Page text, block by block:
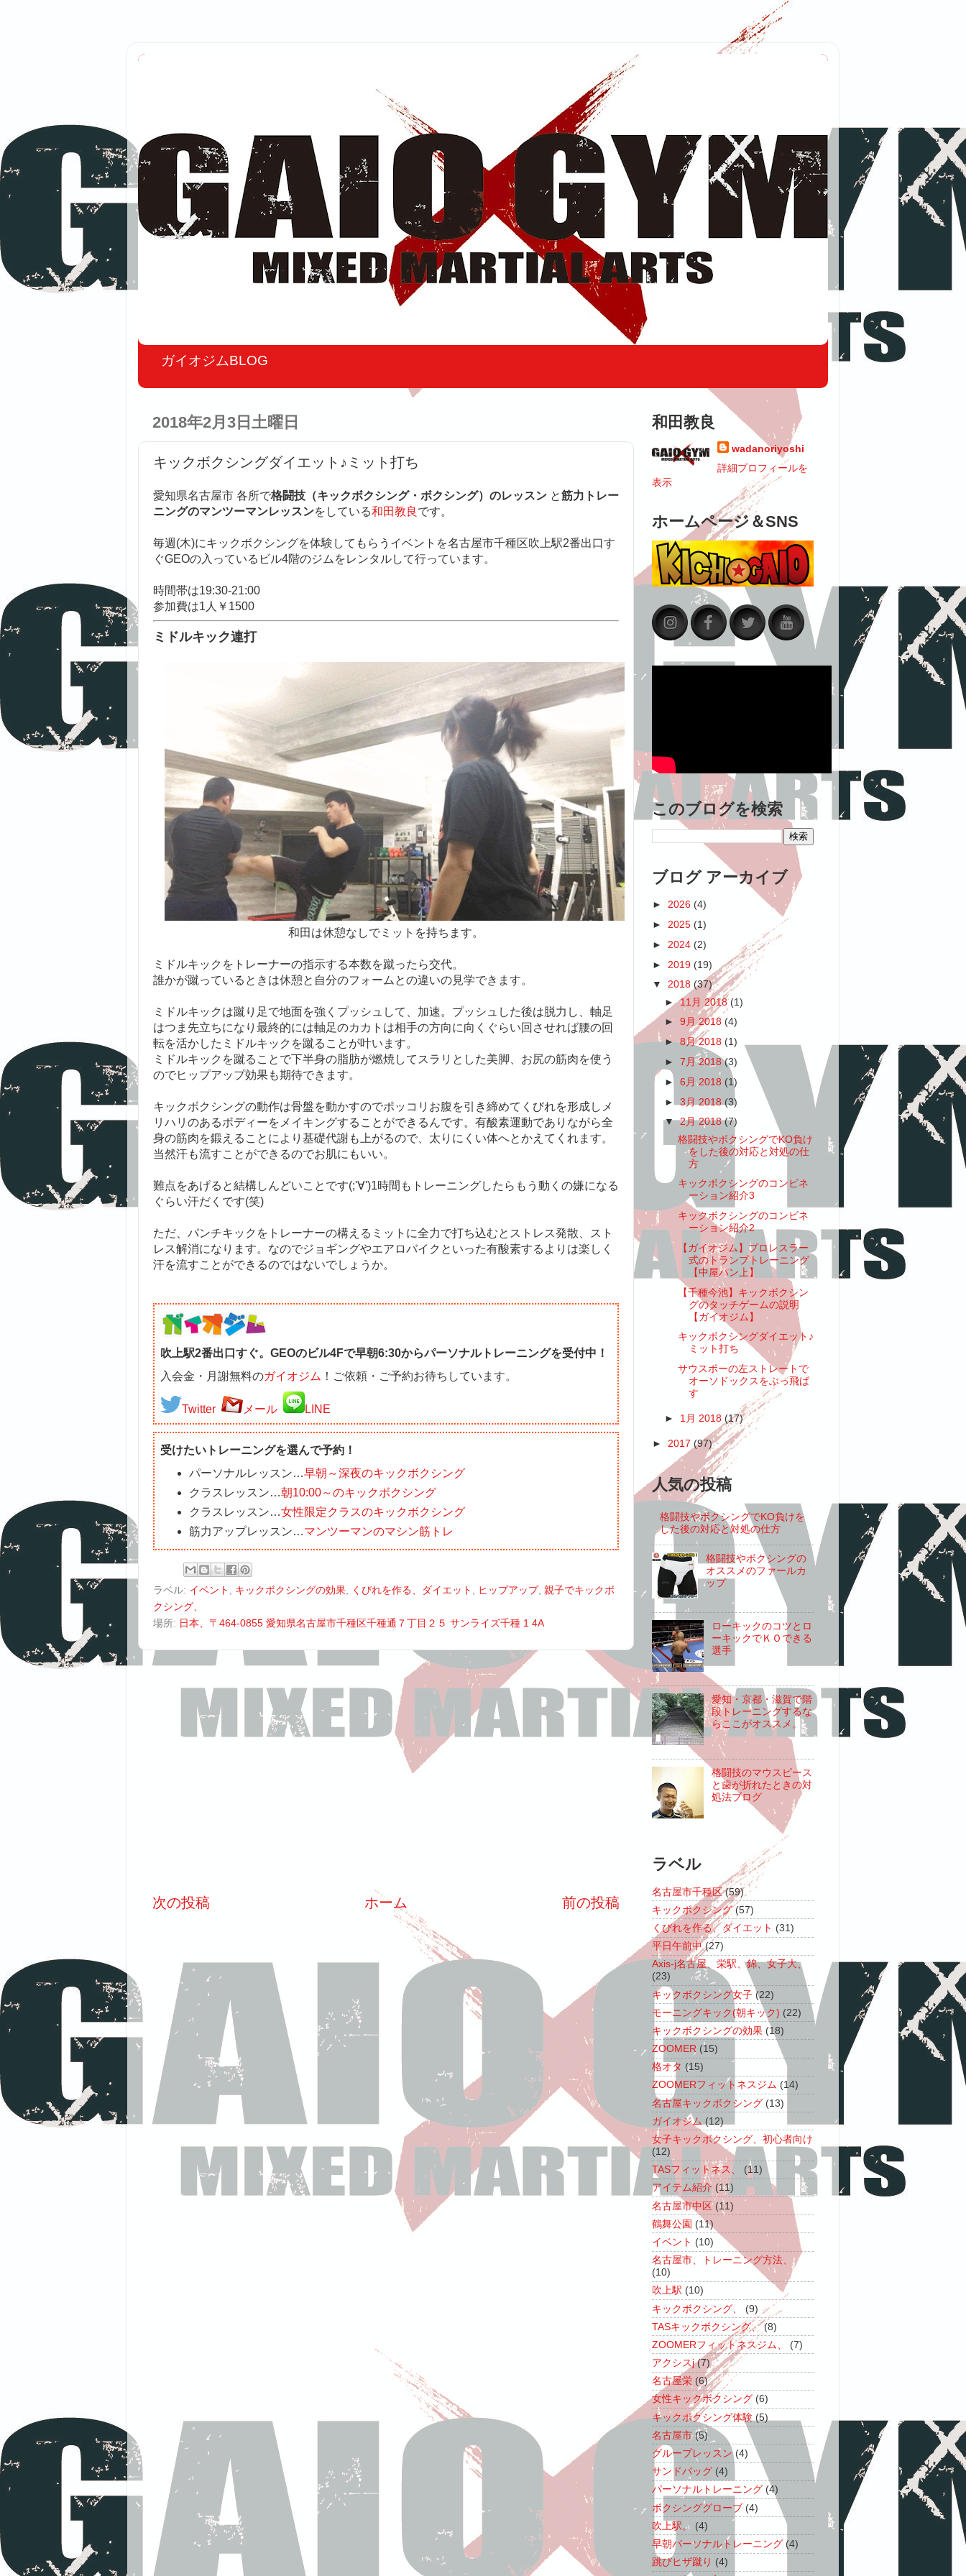
ガイオジムBLOG
2018年2月3日土曜日
キックボクシングダイエット♪ミット打ち
愛知県名古屋市 各所で格闘技（キックボクシング・ボクシング）のレッスン と筋力トレー
ニングのマンツーマンレッスンをしている和田教良 です。
毎週(木)にキックボクシングを体験してもらうイベントを名古屋市千種区吹上駅2番出口す
ぐGEOの入っているビル4階のジムをレンタルして行っています。
時間帯は19:30-21:00
参加費は1人￥1500
ミドルキック連打
和田は休憩なしでミットを持ちます。
ミドルキックをトレーナーの指示する本数を蹴ったら交代。
誰かが蹴っているときは休憩と自分のフォームとの違いの見学できます。
ミドルキックは蹴り足で地面を強くプッシュして、加速。プッシュした後は脱力し、軸足
はつま先立ちになり最終的には軸足のカカトは相手の方向に向くぐらい回させれば腰の回
転を活かしたミドルキックを蹴ることが叶います。
ミドルキックを蹴ることで下半身の脂肪が燃焼してスラリとした美脚、お尻の筋肉を使う
のでヒップアップ効果も期待できます。
キックボクシングの動作は骨盤を動かすのでポッコリお腹を引き締めてくびれを形成しメ
リハリのあるボディーをメイキングすることができるんです。有酸素運動でありながら全
身の筋肉を鍛えることにより基礎代謝も上がるので、太りにくい体へとかえてくれます。
当然汗も流すことができるのでお肌にもいい。
難点をあげると結構しんどいことです(;'∀')1時間もトレーニングしたらもう動くの嫌になる
ぐらい汗だくです(笑)
ただ、パンチキックをトレーナーの構えるミットに全力で打ち込むとストレス発散、スト
レス解消になります。なのでジョギングやエアロバイクといった有酸素するよりは楽しく
汗を流すことができるのではないでしょうか。
吹上駅2番出口すぐ。GEOのビル4Fで早朝6:30からパーソナルトレーニングを受付中！
入会金・月謝無料のガイオジム ！ご依頼・ご予約お待ちしています。
Twitter メール LINE
受けたいトレーニングを選んで予約！
パーソナルレッスン…早朝～深夜のキックボクシング
クラスレッスン…朝10:00～のキックボクシング
クラスレッスン…女性限定クラスのキックボクシング
筋力アップレッスン…マンツーマンのマシン筋トレ
ラベル: イベント キックボクシングの効果 くびれを作る、ダイエット ヒップアップ, 親子でキックボ
クシング、
場所: 日本、〒464-0855 愛知県名古屋市千種区千種通７丁目２５ サンライズ千種 1 4A
次の投稿 前の投稿
ホーム
和田教良
wadanoriyoshi
詳細プロフィールを
表示
ホームページ＆SNS
このブログを検索
ブログ アーカイブ
► 2026 (4)
► 2025 (1)
► 2024 (2)
► 2019 (19)
▼ 2018 (37)
►11月 2018(1)
►9月 2018 (4)
►8月 2018 (1)
►7月 2018(3)
►6月 2018 (1)
►3月 2018 (3)
▼2月 2018(7)
格闘技やボクシングでKO負け
をした後の対応と対処の仕
方
キックボクシングのコンビネ
ーション紹介3
キックボクシングのコンビネ
ーション紹介2
【ガイオジム】プロレスラー
式のトランプトレーニング
【中屋パン上】
【千種今池】キックボクシン
グのタッチゲームの説明
【ガイオジム】
キックボクシングダイエット♪
ミット打ち
サウスポーの左ストレートで
オーソドックスをぶっ飛ば
す
► 1月 2018(17)
► 2017 (97)
人気の投稿
格闘技やボクシングでKO負けを
した後の対応と対処の仕方
格闘技やボクシングの
オススメのファールカ
ップ
ローキックのコツとロ
ーキックでＫＯできる
選手
愛知・京都・滋賀で階
段トレーニングするな
らここがオススメ。
格闘技のマウスピース
と歯が折れたときの対
処法ブログ
ラベル
名古屋市千種区 (59)
キックボクシング (57)
くびれを作る、ダイエット (31)
平日午前中 (27)
Axis-j名古屋、栄駅、錦、女子大、
(23)
キックボクシング女子 (22)
モーニングキック(朝キック) (22)
キックボクシングの効果 (18)
ZOOMER (15)
格オタ (15)
ZOOMERフィットネスジム (14)
名古屋キックボクシング (13)
ガイオジム (12)
女子キックボクシング、初心者向け
(12)
TASフィットネス、
(11)
アイテム紹介 (11)
名古屋市中区 (11)
鶴舞公園 (11)
イベント (10)
名古屋市、トレーニング方法、
(10)
吹上駅 (10)
キックボクシング、
(9)
TASキックボクシング、 (8)
ZOOMERフィットネスジム、
(7)
アクシスj (7)
名古屋栄 (6)
女性キックボクシング (6)
キックボクシング体験 (5)
名古屋市 (5)
グループレッスン (4)
サンドバッグ (4)
パーソナルトレーニング (4)
ボクシンググローブ (4)
吹上駅。 (4)
早朝パーソナルトレーニング (4)
跳びヒザ蹴り (4)